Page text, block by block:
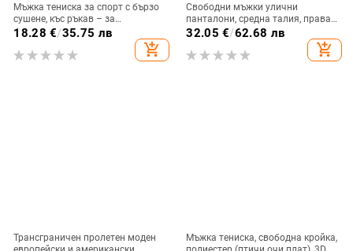
Мъжка тениска за спорт с бързо
сушене, къс ръкав – за
тренировки, бягане и бадминтон,
лятна дишаща дреха на открито
18.28 €/35.75 лв
add_shopping_cart
Свободни мъжки улични
панталони, средна талия, права
кройка, джобове, полиестерна
32.05 €/62.68 лв
add_shopping_cart
Трансграничен пролетен моден
Мъжка тениска, свободна кройка,